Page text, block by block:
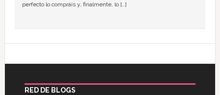
perfecto lo compráis y, finalmente, lo […]
RED DE BLOGS